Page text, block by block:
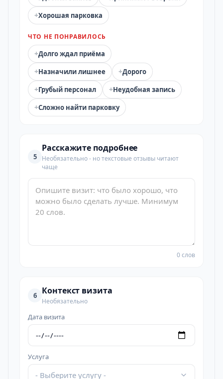
+Хорошая парковка
ЧТО НЕ ПОНРАВИЛОСЬ
+Долго ждал приёма
+Назначили лишнее +Дорого
+Грубый персонал +Неудобная запись
+Сложно найти парковку
5
Расскажите подробнее
Необязательно - но текстовые отзывы читают
чаще
0 слов
6 Контекст визита
Необязательно
Дата визита
Услуга
- Выберите услугу -